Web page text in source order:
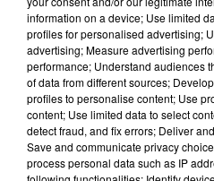
Lecture (4 min 20 sec)
information on a device; Use limited
profiles for personalised advertising;
advertising; Measure advertising
performance; Understand audiences
of data from different sources;
profiles to personalise content; Use
content; Use limited data to select
detect fraud, and fix errors; Deliver
Save and communicate privacy
process personal data such as IP